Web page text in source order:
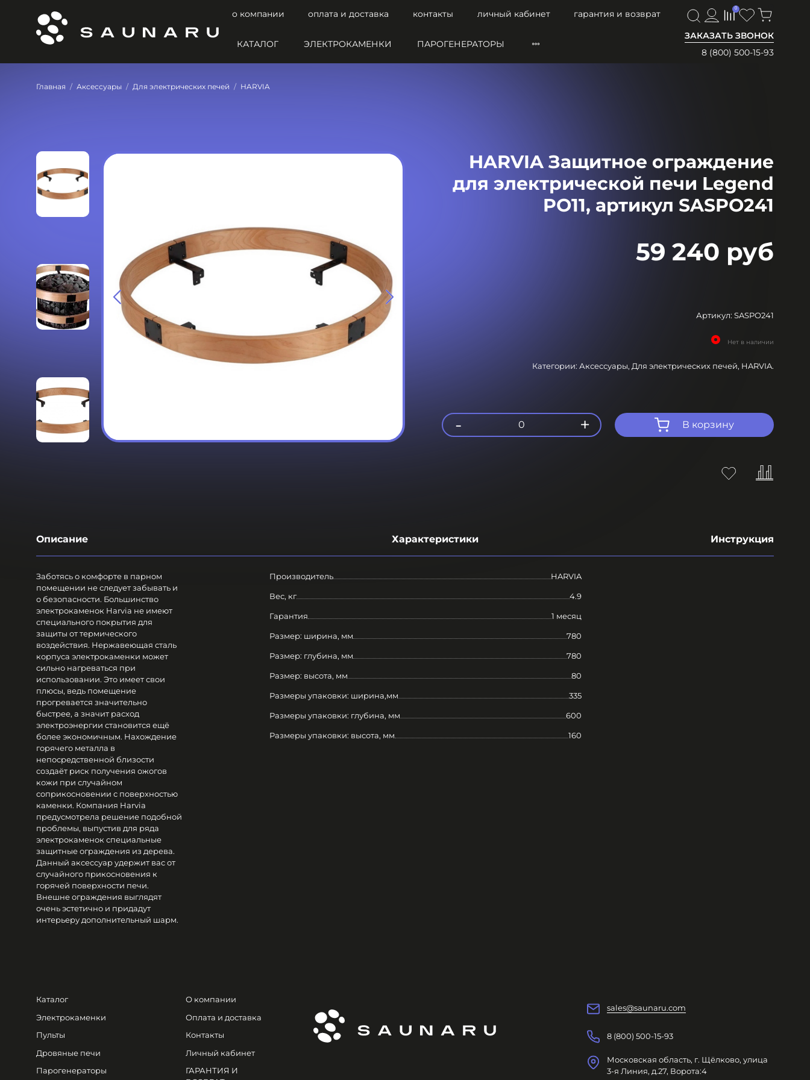
о компании оплата и доставка контакты личный кабинет
гарантия и возврат
ЗАКАЗАТЬ ЗВОНОК
8 (800) 500-15-93
0
КАТАЛОГ ЭЛЕКТРОКАМЕНКИ ПАРОГЕНЕРАТОРЫ
Главная Аксессуары Для электрических печей HARVIA
HARVIA Защитное ограждение
для электрической печи Legend
PO11, артикул SASPO241
59 240 руб
Артикул: SASPO241
Нет в наличии
Категории: Аксессуары, Для электрических печей, HARVIA.
В корзину
- 0 +
Описание Характеристики Инструкция
Заботясь о комфорте в парном
помещении не следует забывать и
о безопасности. Большинство
электрокаменок Harvia не имеют
специального покрытия для
защиты от термического
воздействия. Нержавеющая сталь
корпуса электрокаменки может
сильно нагреваться при
использовании. Это имеет свои
плюсы, ведь помещение
прогревается значительно
быстрее, а значит расход
электроэнергии становится ещё
более экономичным. Нахождение
горячего металла в
непосредственной близости
создаёт риск получения ожогов
кожи при случайном
соприкосновении с поверхностью
каменки. Компания Harvia
предусмотрела решение подобной
проблемы, выпустив для ряда
электрокаменок специальные
защитные ограждения из дерева.
Данный аксессуар удержит вас от
случайного прикосновения к
горячей поверхности печи.
Внешне ограждения выглядят
очень эстетично и придадут
интерьеру дополнительный шарм.
Производитель HARVIA
Вес, кг 4.9
Гарантия 1 месяц
Размер: ширина, мм 780
Размер: глубина, мм 780
Размер: высота, мм 80
Размеры упаковки: ширина,мм 335
Размеры упаковки: глубина, мм 600
Размеры упаковки: высота, мм 160
Каталог
Электрокаменки
Пульты
Дровяные печи
Парогенераторы
О компании
Оплата и доставка
Контакты
Личный кабинет
ГАРАНТИЯ И
sales@saunaru.com
8 (800) 500-15-93
Московская область, г. Щёлково, улица
3-я Линия, д.27, Ворота:4